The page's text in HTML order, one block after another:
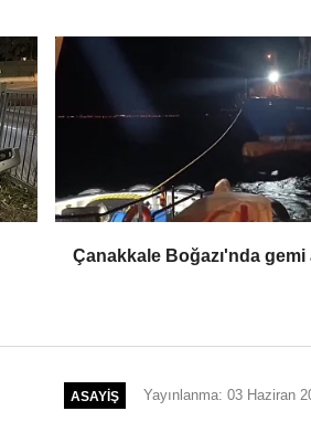
Çanakkale Boğazı'nda gemi
ASAYIŞ Yayınlanma: 03 Haziran